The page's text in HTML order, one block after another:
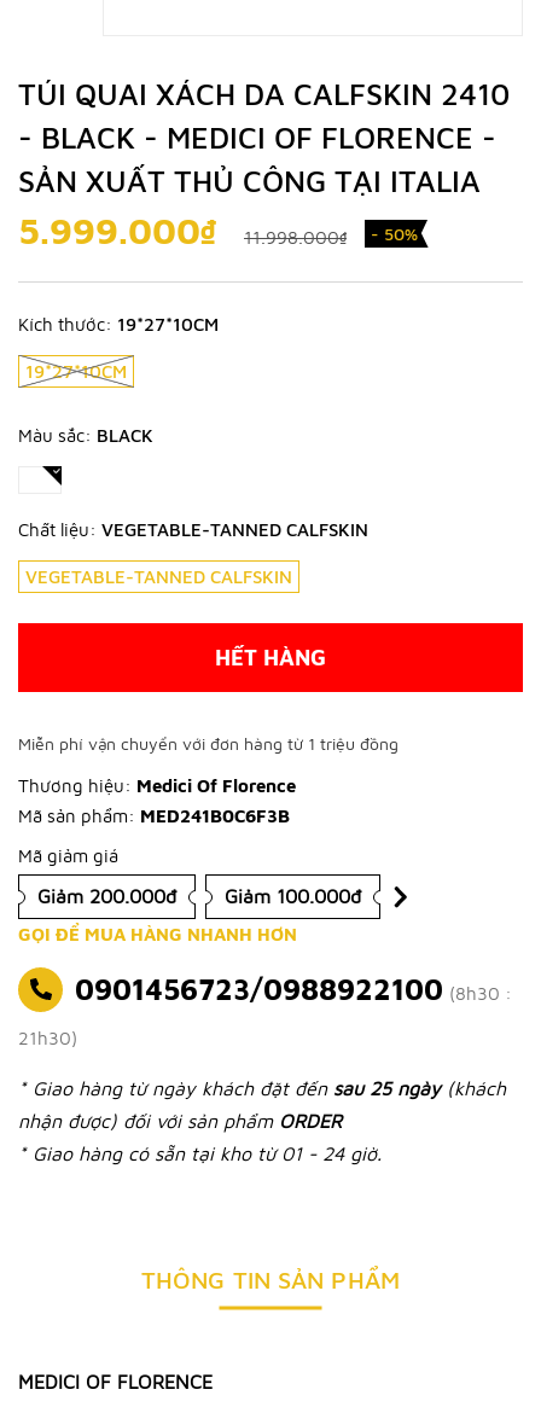
TÚI QUAI XÁCH DA CALFSKIN 2410
- BLACK - MEDICI OF FLORENCE -
SẢN XUẤT THỦ CÔNG TẠI ITALIA
5.999.000₫ 11.998.000₫ - 50%
Kích thước: 19*27*10CM
19*27*10CM
Màu sắc: BLACK
Chất liệu: VEGETABLE-TANNED CALFSKIN
VEGETABLE-TANNED CALFSKIN
HẾT HÀNG
Miễn phí vận chuyển với đơn hàng từ 1 triệu đồng
Thương hiệu: Medici Of Florence
Mã sản phẩm: MED241B0C6F3B
Mã giảm giá
Giảm 200.000đ Giảm 100.000đ
GỌI ĐỂ MUA HÀNG NHANH HƠN
0901456723/0988922100 (8h30 :
21h30)
* Giao hàng từ ngày khách đặt đến sau 25 ngày (khách
nhận được) đối với sản phẩm ORDER
* Giao hàng có sẵn tại kho từ 01 - 24 giờ.
THÔNG TIN SẢN PHẨM
MEDICI OF FLORENCE